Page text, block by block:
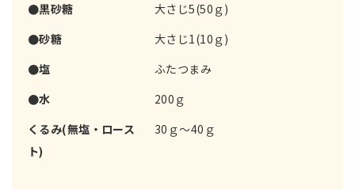
●黒砂糖
大さじ5(50ｇ)
●砂糖
大さじ1(10ｇ)
●塩
ふたつまみ
●水
200ｇ
くるみ(無塩・ロース
ト)
30ｇ～40ｇ